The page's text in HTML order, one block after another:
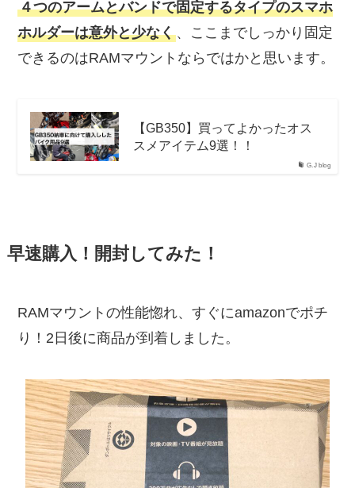
４つのアームとバンドで固定するタイプのスマホ
ホルダーは意外と少なく、ここまでしっかり固定
できるのはRAMマウントならではかと思います。
G.J blog
【GB350】買ってよかったオス
スメアイテム9選！！
早速購入！開封してみた！
RAMマウントの性能惚れ、すぐにamazonでポチ
り！2日後に商品が到着しました。